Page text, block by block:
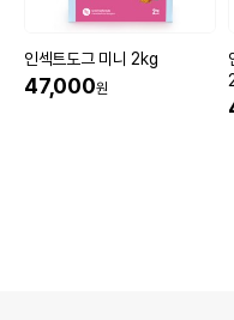
인섹트도그 미니 2kg
47,000원